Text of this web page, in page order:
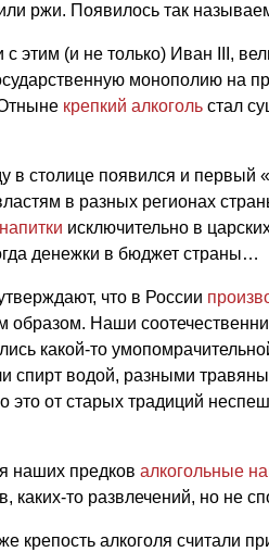
ржи. Появилось так
с этим (и не только) Иван III,
монополию на
крепкий алкоголь стал
в столице появился и первый
в разных регионах
исключительно в
денежки в бюджет страны…
что в России
образом. Наши
какой-то
спирт водой, разными
это от старых традиций
наших предков алкогольные
каких-то развлечений, но не
крепость алкоголя считали